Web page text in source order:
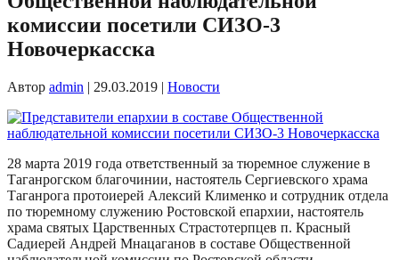
комиссии посетили СИЗО-3
Новочеркасска
Автор admin | 29.03.2019 | Новости
28 марта 2019 года ответственный за тюремное служение в
Таганрогском благочинии, настоятель Сергиевского храма
Таганрога протоиерей Алексий Клименко и сотрудник отдела
по тюремному служению Ростовской епархии, настоятель
храма святых Царственных Страстотерпцев п. Красный
Садиерей Андрей Мнацаганов в составе Общественной